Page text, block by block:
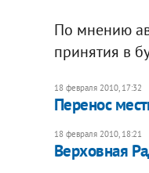
По мнению
принятия в
18 февраля 2010, 17:32
Перенос
18 февраля 2010, 18:21
Верховная